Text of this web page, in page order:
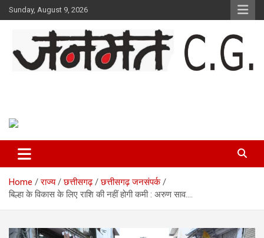
Skip
to
Sunday, August 9, 2026
Home राज्य छत्तीसगढ़
छत्तीसगढ़ जनसंपर्क
बिल्हा के विकास के लिए राशि की नहीं होगी कमी : अरुण साव….